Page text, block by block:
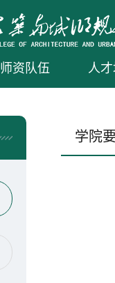
师资队伍 人
学院